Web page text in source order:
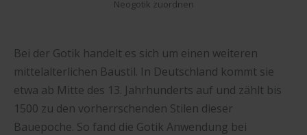
Neogotik zuordnen
Bei der Gotik handelt es sich um einen weiteren
mittelalterlichen Baustil. In Deutschland kommt sie
etwa ab Mitte des 13. Jahrhunderts auf und zählt bis
1500 zu den vorherrschenden Stilen dieser
Bauepoche. So fand die Gotik Anwendung bei